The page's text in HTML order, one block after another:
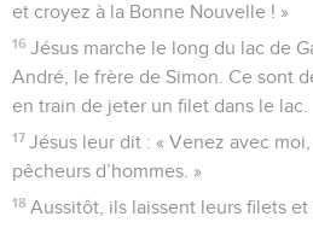
et croyez à la Bonne Nouvelle ! »
16 Jésus marche le long du lac de
André, le frère de Simon. Ce sont
en train de jeter un filet dans le lac.
17 Jésus leur dit : « Venez avec
pêcheurs d’hommes. »
18 Aussitôt, ils laissent leurs filets et